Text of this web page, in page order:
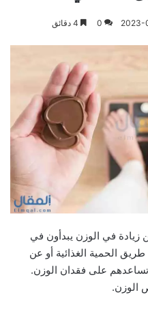
2023-
0
زيادة في الوزن يبدأون في
الحمية الغذائية أو عن
على فقدان الوزن.
الوزن.